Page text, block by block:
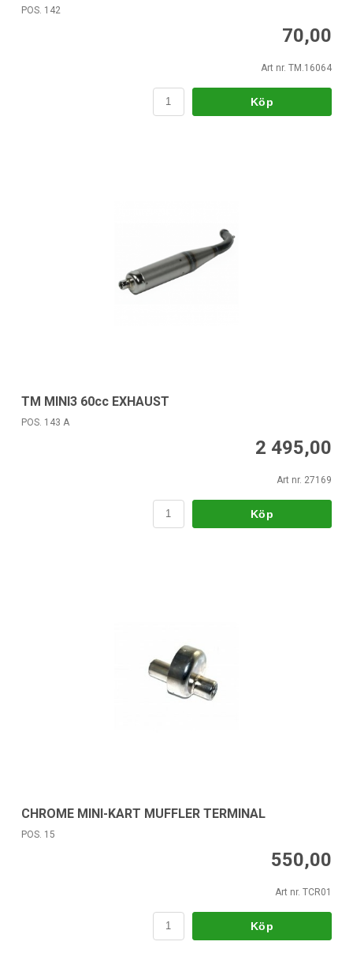
POS. 142
70,00
Art nr. TM.16064
Köp
TM MINI3 60cc EXHAUST
POS. 143 A
2 495,00
Art nr. 27169
Köp
CHROME MINI-KART MUFFLER TERMINAL
POS. 15
550,00
Art nr. TCR01
Köp